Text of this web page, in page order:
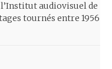
audiovisuel de
tournés entre 1956